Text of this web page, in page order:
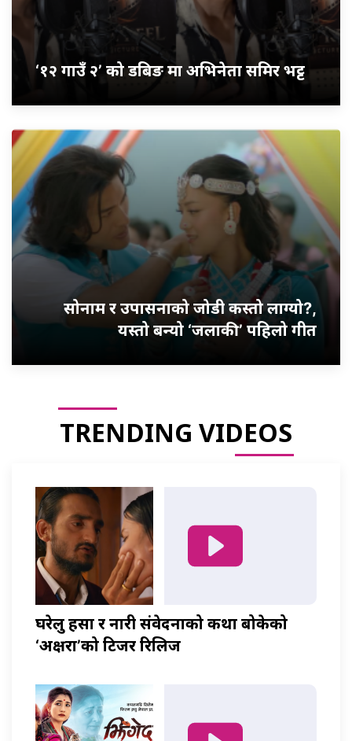
‘१२ गाउँ २’ को डबिङ मा अभिनेता समिर भट्ट
सोनाम र उपासनाको जोडी कस्तो लाग्यो?,
यस्तो बन्यो ‘जलाकी’ पहिलो गीत
TRENDING VIDEOS
घरेलु हिंसा र नारी संवेदनाको कथा बोकेको
‘अक्षरा’को टिजर रिलिज